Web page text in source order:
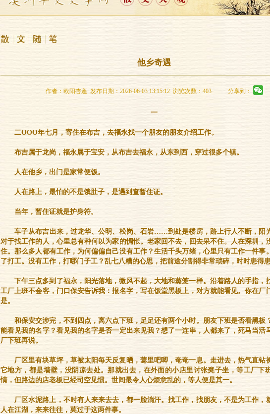
他乡奇遇
作者：欧阳杏蓬 发布日期：2026-06-03 13:15:12 浏览次数：403 分享到：
一
二OOO年七月，寄住在布吉，去福永找一个朋友的朋友介绍工作。
布吉属于龙岗，福永属于宝安，从布吉去福永，从东到西，穿过很多个镇。
人在他乡，出门是家常便饭。
人在路上，最怕的不是饿肚子，是遇到查暂住证。
当年，暂住证就是护身符。
车子从布吉出来，过龙华、公明、松岗、石岩……到处是楼房，路上行人不断，阳
对于找工作的人，心里总有种何以为家的惆怅。老家回不去，回去呆不住。人在深圳，
住。那么多人都有工作，为何偏偏自己没有工作？生活千头万绪，心里只有工作一件事
了打工。没有工作，打哪门子工？乱七八糟的心思，把前途分割得非常琐碎，时时患得患
下午三点多到了福永，阳光落地，微风不起，大地和蒸笼一样。沿着路人的手指，
工厂上班不会客，门口保安告诉我：报名字，写在饭堂黑板上，对方就能看见。你在厂
是。
和保安交涉完，不到四点，离六点下班，足足还有两个小时。朋友下班是否看黑板
能看见我的名字？看见我的名字是否一定出来见我？想了一连串，人都来了，死马当活
厂下班再说。
厂区里有块草坪，草被太阳每天反复晒，蔫里吧唧，奄奄一息。走进去，热气直钻
它地方，都是墙壁，没阴凉去处。那就出去，在外面的小店里讨张凳子坐，等工厂下
情，但路边的店老板已经司空见惯。世间最令人心烦意乱的，等人便是其一。
厂区水泥路上，不时有人来来去去，都一脸淌汗。找工作，找朋友，不是为工作，
人在江湖，来来往往，莫过于这两件事。